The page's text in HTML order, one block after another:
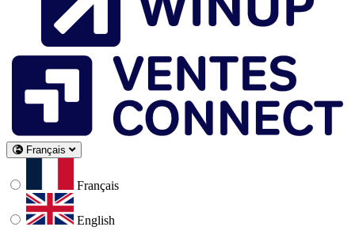
Français
Français
English